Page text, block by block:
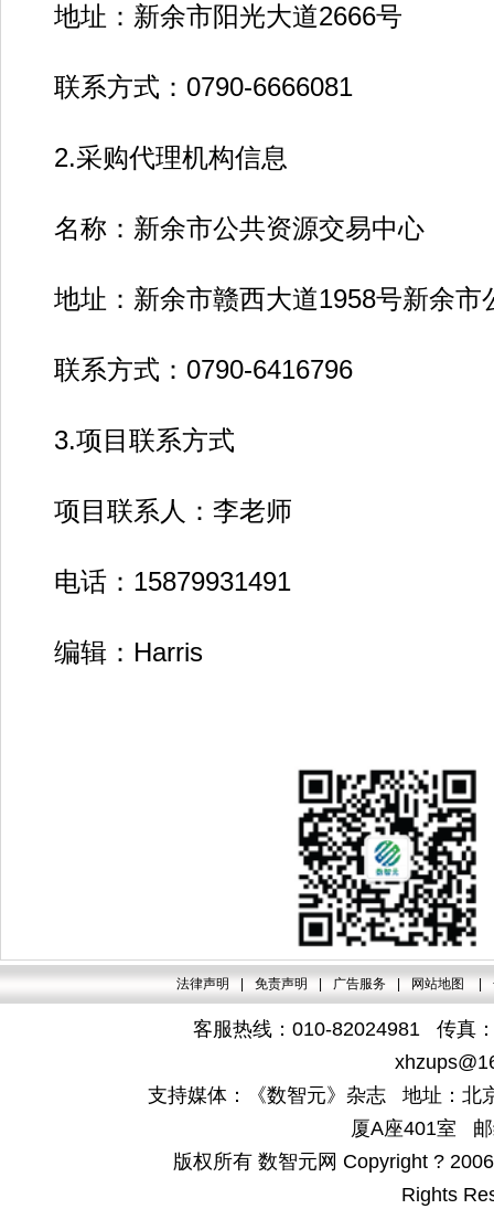
地址：新余市阳光大道2666号
联系方式：0790-6666081
2.采购代理机构信息
名称：新余市公共资源交易中心
地址：新余市赣西大道1958号新余市
联系方式：0790-6416796
3.项目联系方式
项目联系人：李老师
电话：15879931491
编辑：Harris
法律声明 免责声明 广告服务 网站地图
客服热线：010-82024981 传真
支持媒体：《数智元》杂志 地址：北
厦A座401室
版权所有 数智元网 Copyright ?
Rights